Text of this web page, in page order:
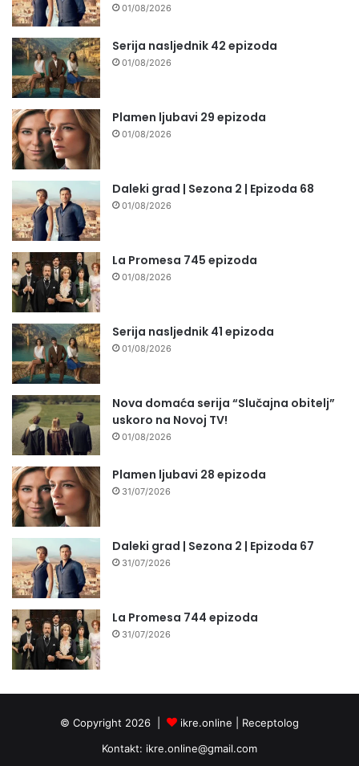
01/08/2026
Serija nasljednik 42 epizoda
01/08/2026
Plamen ljubavi 29 epizoda
01/08/2026
Daleki grad | Sezona 2 | Epizoda 68
01/08/2026
La Promesa 745 epizoda
01/08/2026
Serija nasljednik 41 epizoda
01/08/2026
Nova domaća serija “Slučajna obitelj”
uskoro na Novoj TV!
01/08/2026
Plamen ljubavi 28 epizoda
31/07/2026
Daleki grad | Sezona 2 | Epizoda 67
31/07/2026
La Promesa 744 epizoda
31/07/2026
© Copyright 2026 | ikre.online | Receptolog
Kontakt: ikre.online@gmail.com